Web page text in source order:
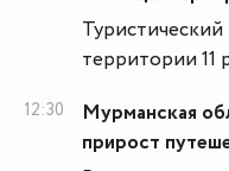
территории
12:30
Мурманская
прирост